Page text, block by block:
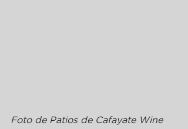
Foto de Patios de Cafayate Wine